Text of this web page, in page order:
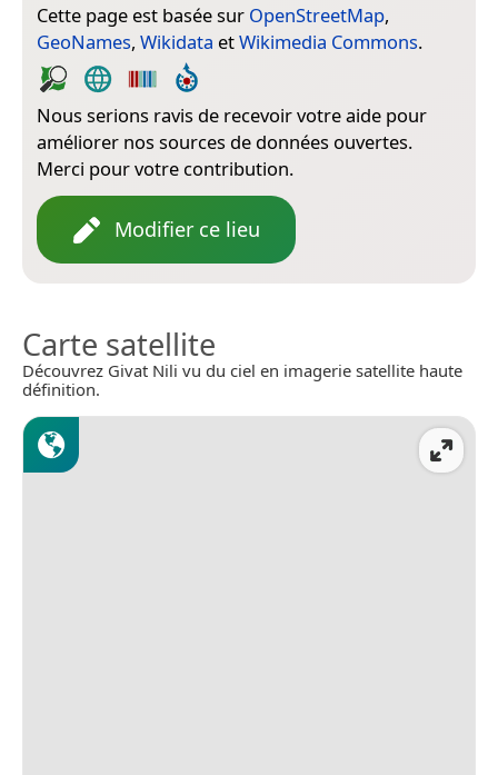
Cette page est basée sur OpenStreetMap,
GeoNames, Wikidata etWikimedia Commons.
Nous serions ravis de recevoir votre aide pour
améliorer nos sources de données ouvertes.
Merci pour votre contribution.
Modifier ce lieu
Carte satellite
Découvrez Givat Nili vu du ciel en imagerie satellite haute
définition.